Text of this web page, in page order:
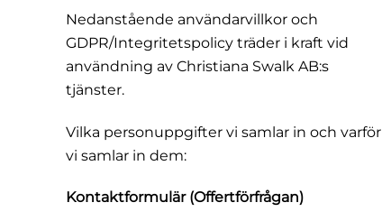
Nedanstående användarvillkor och
GDPR/Integritetspolicy träder i kraft vid
användning av Christiana Swalk AB:s
tjänster.
Vilka personuppgifter vi samlar in och varför
vi samlar in dem:
Kontaktformulär (Offertförfrågan)